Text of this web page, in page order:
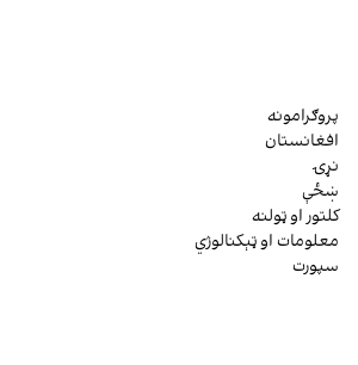
پروګرامونه
افغانستان
نړۍ
ښځې
کلتور او ټولنه
معلومات او ټېکنالوژي
سپورت